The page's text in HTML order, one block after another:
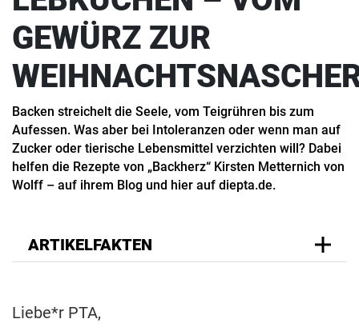
GEWÜRZ ZUR
Backen streichelt die Seele, vom Teigrühren bis zum
Aufessen. Was aber bei Intoleranzen oder wenn man auf
Zucker oder tierische Lebensmittel verzichten will? Dabei
helfen die Rezepte von „Backherz“ Kirsten Metternich von
Wolff – auf ihrem Blog und hier auf diepta.de.
ARTIKELFAKTEN
Liebe*r PTA,